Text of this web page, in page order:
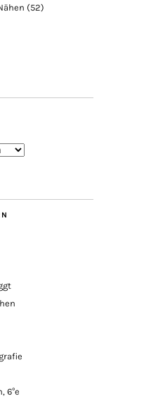
(52)
6°e